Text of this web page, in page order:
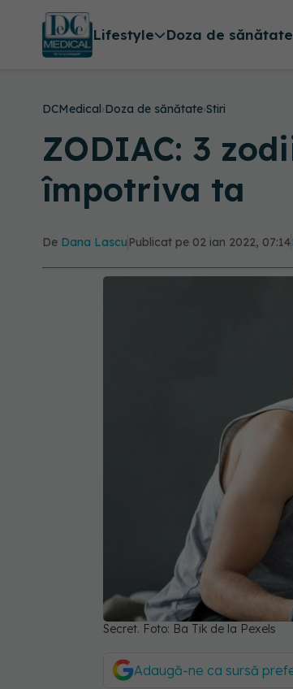
Lifestyle Doza de sănătate
DCMedical›Doza de sănătate›Stiri
ZODIAC: 3
împotriva ta
De Dana Lascu Publicat pe 02 ian 2022, 07:14
Secret. Foto: Ba Tik de la Pexels
Adaugă-ne ca sursă